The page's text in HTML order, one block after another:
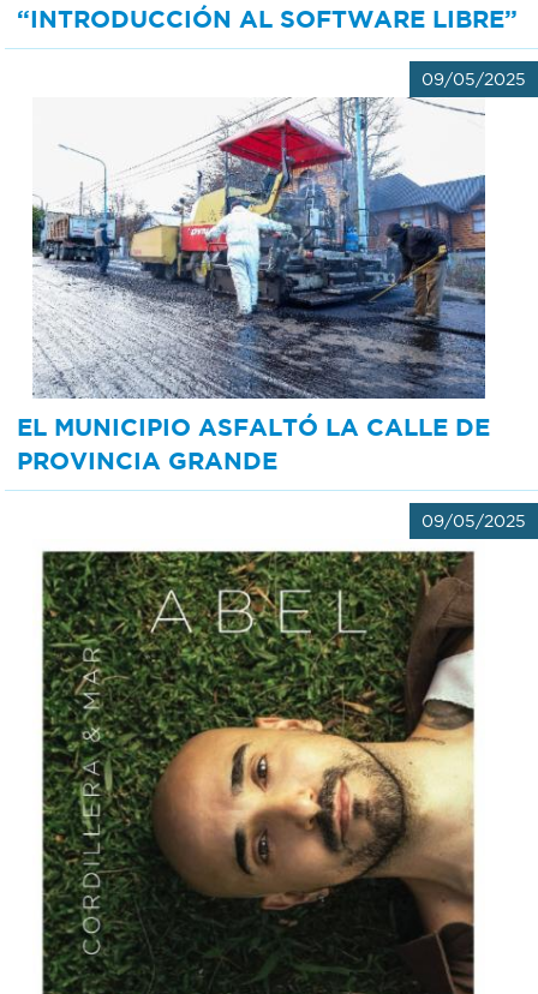
“INTRODUCCIÓN AL SOFTWARE LIBRE”
09/05/2025
EL MUNICIPIO ASFALTÓ LA CALLE DE
PROVINCIA GRANDE
09/05/2025